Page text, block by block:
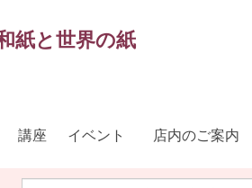
紙と世界の紙
講座 イベント 店内のご案内